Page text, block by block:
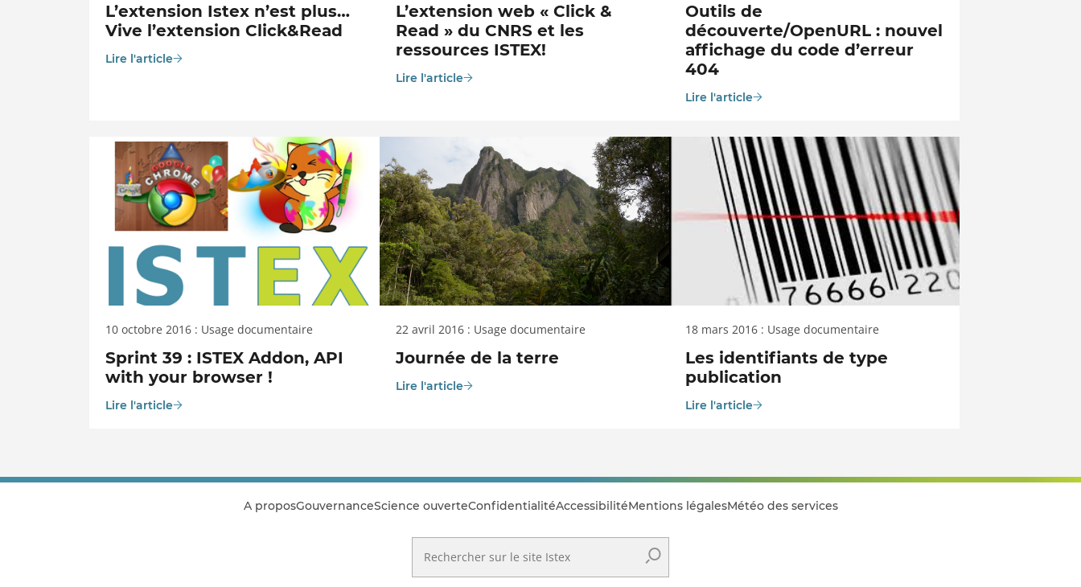
L’extension Istex n’est plus…
Vive l’extension Click&Read
Lire l'article
L’extension web « Click &
Read » du CNRS et les
ressources ISTEX!
Lire l'article
Outils de
découverte/OpenURL : nouvel
affichage du code d’erreur
404
Lire l'article
10 octobre 2016 : Usage documentaire
Sprint 39 : ISTEX Addon, API
with your browser !
Lire l'article
22 avril 2016 : Usage documentaire
Journée de la terre
Lire l'article
18 mars 2016 : Usage documentaire
Les identifiants de type
publication
Lire l'article
A proposGouvernanceScience ouverteConfidentialitéAccessibilitéMentions légalesMétéo des services